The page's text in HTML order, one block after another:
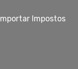
Importar Impostos